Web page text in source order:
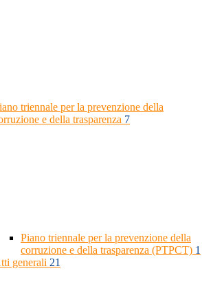
triennale per la prevenzione della
e della trasparenza 7
Piano triennale per la prevenzione della
corruzione e della trasparenza (PTPCT) 1
generali 21